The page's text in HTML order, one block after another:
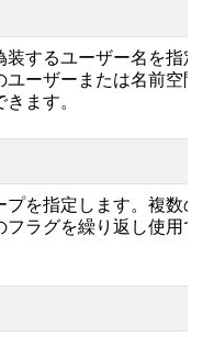
するユーザー名を指定
ーザーまたは名前空間
ます。
を指定します。複数の
ラグを繰り返し使用で